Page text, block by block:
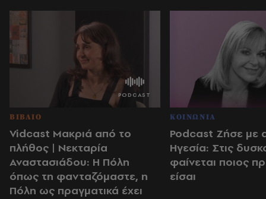
ΒΙΒΛΙΟ
Vidcast Μακριά από το
πλήθος | Νεκταρία
Αναστασιάδου: Η Πόλη
όπως τη φανταζόμαστε, η
Πόλη ως πραγματικά έχει
ΚΟΙΝΩΝΙΑ
Podcast Ζήσε με
Ηγεσία: Στις
φαίνεται ποιος
είσαι